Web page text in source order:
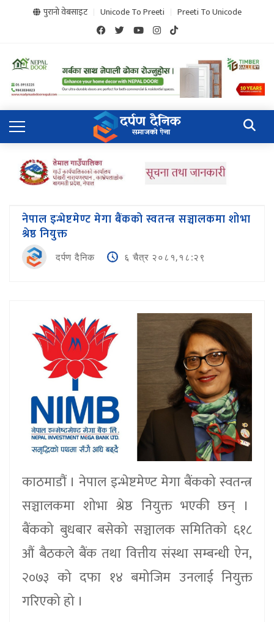
पुरानो वेबसाइट Unicode To Preeti Preeti To Unicode
नेपाल इन्भेष्टमेण्ट मेगा बैंकको स्वतन्त्र सञ्चालकमा शोभा
श्रेष्ठ नियुक्त
दर्पण दैनिक ६ चैत्र २०८१,१८:२९
काठमाडौं । नेपाल इन्भेष्टमेण्ट मेगा बैंकको स्वतन्त्र
सञ्चालकमा शोभा श्रेष्ठ नियुक्त भएकी छन् ।
बैंकको बुधबार बसेको सञ्चालक समितिको ६१८
औं बैठकले बैंक तथा वित्तीय संस्था सम्बन्धी ऐन,
२०७३ को दफा १४ बमोजिम उनलाई नियुक्त
गरिएको हो ।